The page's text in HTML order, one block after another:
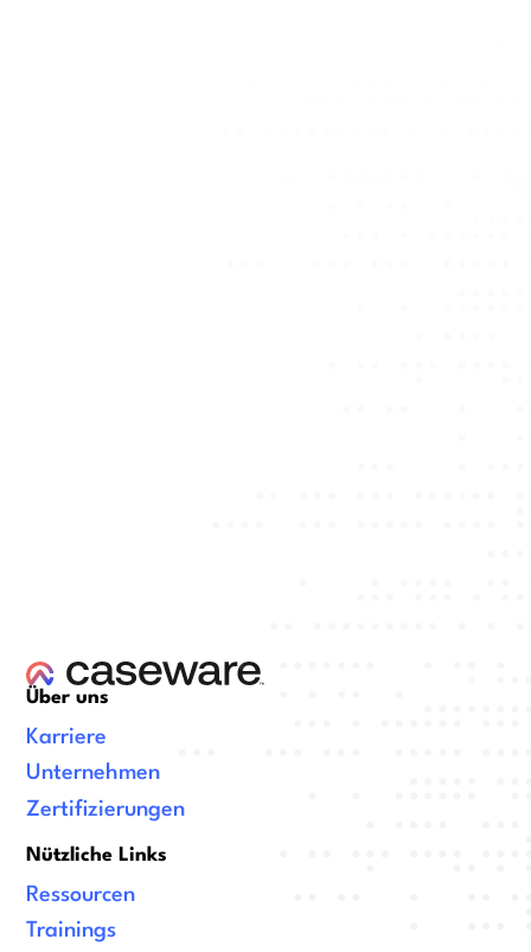
Über uns
Karriere
Unternehmen
Zertifizierungen
Nützliche Links
Ressourcen
Trainings